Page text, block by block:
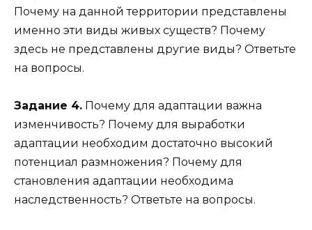
Почему на данной территории представлены
именно эти виды живых существ? Почему
здесь не представлены другие виды? Ответьте
на вопросы.
Задание 4. Почему для адаптации важна
изменчивость? Почему для выработки
адаптации необходим достаточно высокий
потенциал размножения? Почему для
становления адаптации необходима
наследственность? Ответьте на вопросы.